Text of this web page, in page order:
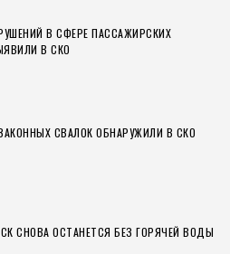
В СФЕРЕ ПАССАЖИРСКИХ
В СКО
СВАЛОК ОБНАРУЖИЛИ В СКО
СНОВА ОСТАНЕТСЯ БЕЗ ГОРЯЧЕЙ ВОДЫ